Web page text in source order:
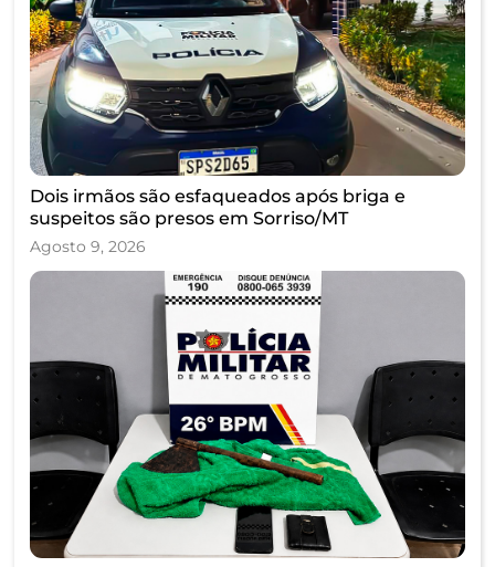
Dois irmãos são esfaqueados após briga e
suspeitos são presos em Sorriso/MT
Agosto 9, 2026